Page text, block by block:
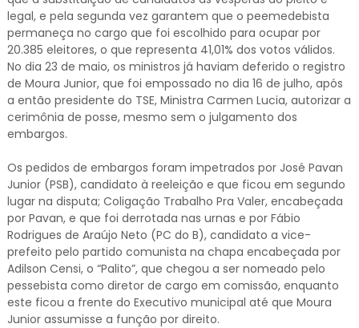
legal, e pela segunda vez garantem que o peemedebista
permaneça no cargo que foi escolhido para ocupar por
20.385 eleitores, o que representa 41,01% dos votos válidos.
No dia 23 de maio, os ministros já haviam deferido o registro
de Moura Junior, que foi empossado no dia 16 de julho, após
a então presidente do TSE, Ministra Carmen Lucia, autorizar a
cerimônia de posse, mesmo sem o julgamento dos
embargos.
Os pedidos de embargos foram impetrados por José Pavan
Junior (PSB), candidato à reeleição e que ficou em segundo
lugar na disputa; Coligação Trabalho Pra Valer, encabeçada
por Pavan, e que foi derrotada nas urnas e por Fábio
Rodrigues de Araújo Neto (PC do B), candidato a vice-
prefeito pelo partido comunista na chapa encabeçada por
Adilson Censi, o “Palito”, que chegou a ser nomeado pelo
pessebista como diretor de cargo em comissão, enquanto
este ficou a frente do Executivo municipal até que Moura
Junior assumisse a função por direito.